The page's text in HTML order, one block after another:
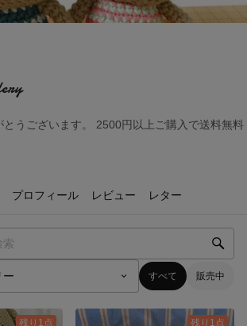
とうございます。 2500円以上ご購入で送料無料
プロフィール レビュー レター
すべて 販売中
残り1点 残り1点